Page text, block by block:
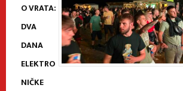
O VRATA:
DVA
DANA
ELEKTRO
NIČKE